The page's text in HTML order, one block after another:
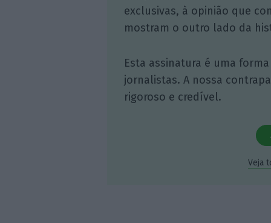
exclusivas, à opinião que
mostram o outro lado da
Esta assinatura é uma
jornalistas. A nossa
rigoroso e credível.
Veja